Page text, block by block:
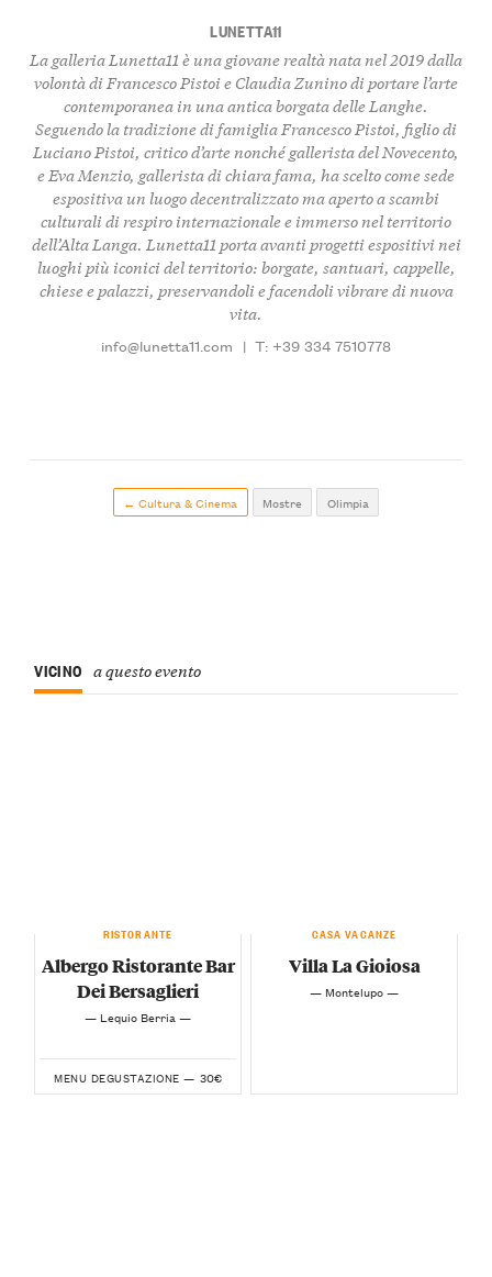
LUNETTA11
La galleria Lunetta11 è una giovane realtà nata nel 2019 dalla
volontà di Francesco Pistoi e Claudia Zunino di portare l’arte
contemporanea in una antica borgata delle Langhe.
Seguendo la tradizione di famiglia Francesco Pistoi, figlio di
Luciano Pistoi, critico d’arte nonché gallerista del Novecento,
e Eva Menzio, gallerista di chiara fama, ha scelto come sede
espositiva un luogo decentralizzato ma aperto a scambi
culturali di respiro internazionale e immerso nel territorio
dell’Alta Langa. Lunetta11 porta avanti progetti espositivi nei
luoghi più iconici del territorio: borgate, santuari, cappelle,
chiese e palazzi, preservandoli e facendoli vibrare di nuova
vita.
info@lunetta11.com | T: +39 334 7510778
← Cultura & Cinema Mostre Olimpia
VICINO a questo evento
RISTORANTE
Albergo Ristorante Bar
Dei Bersaglieri
— Lequio Berria —
MENU DEGUSTAZIONE — 30€
CASA VACANZE
Villa La Gioiosa
— Montelupo —